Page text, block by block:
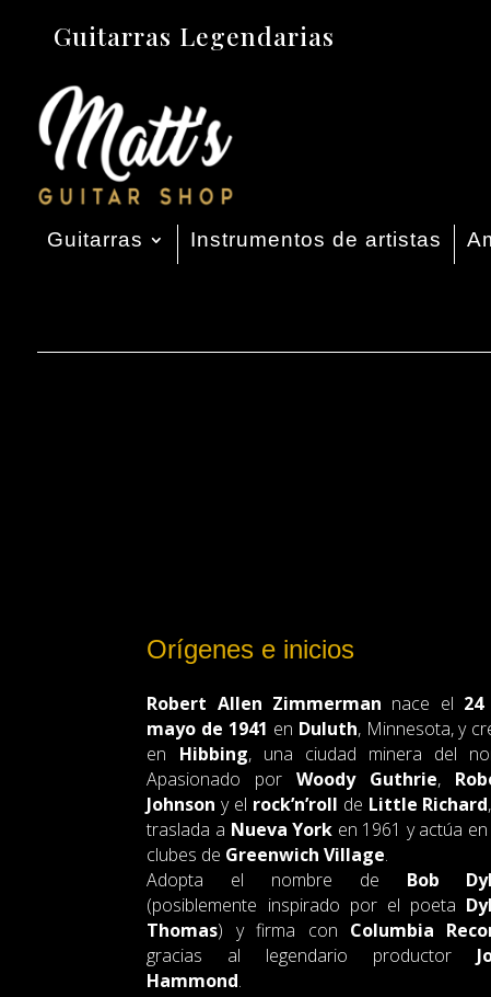
Guitarras Legendarias
Guitarras Instrumentos de artistas
Orígenes e inicios
Robert Allen Zimmerman nace el 24
mayo de 1941 en Duluth, Minnesota, y
en Hibbing, una ciudad minera del
Apasionado porWoody Guthrie,
Johnson y el rock’n’roll de Little Richard
traslada a Nueva York en 1961 y actúa
clubes de Greenwich Village.
Adopta el nombre de Bob
(posiblemente inspirado por el poeta
Thomas) y firma con Columbia
gracias al legendario productor
Hammond.